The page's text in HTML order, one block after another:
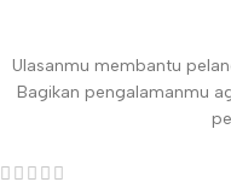
Ulasanmu membantu
Bagikan pengalamanmu